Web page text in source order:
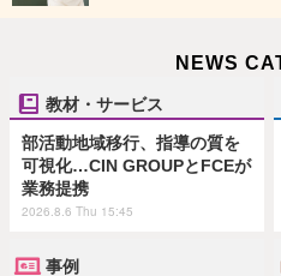
NEWS
教材・サービス
部活動地域移行、指導の質を
可視化…CIN GROUPとFCEが
業務提携
2026.8.6 Thu 15:45
事例